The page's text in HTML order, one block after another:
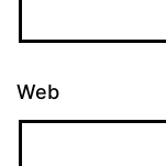
Web